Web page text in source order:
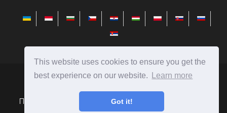
This website uses cookies to ensure you get the
best experience on our website.
Learn more
Got it!
elysiandaisies.com Ⓒ2026
Поради щодо вибору подарунків і створення їх своїми
руками.